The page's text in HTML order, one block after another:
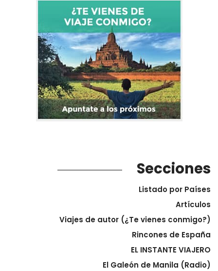
Secciones
Listado por Países
Artículos
Viajes de autor (¿Te vienes conmigo?)
Rincones de España
EL INSTANTE VIAJERO
El Galeón de Manila (Radio)